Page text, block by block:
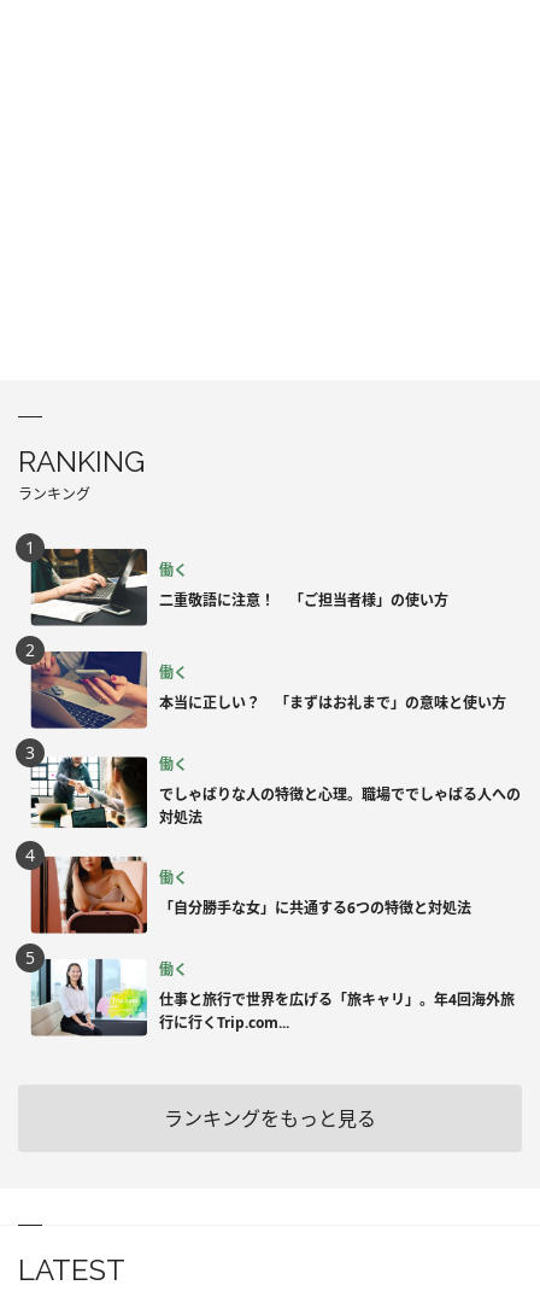
RANKING
ランキング
働く
二重敬語に注意！ 「ご担当者様」の使い方
働く
本当に正しい？ 「まずはお礼まで」の意味と使い方
働く
でしゃばりな人の特徴と心理。職場ででしゃばる人への
対処法
働く
「自分勝手な女」に共通する6つの特徴と対処法
働く
仕事と旅行で世界を広げる「旅キャリ」。年4回海外旅
行に行くTrip.com...
ランキングをもっと見る
LATEST